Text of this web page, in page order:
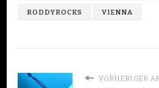
RODDYROCKS VIENNA
VORHERIGER